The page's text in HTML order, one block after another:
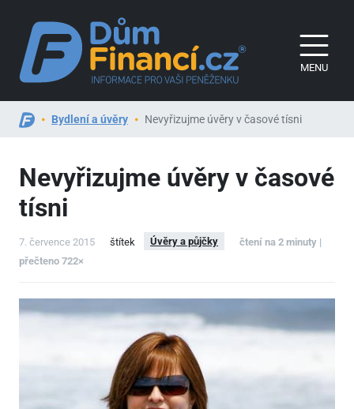
MENU
Bydlení a úvěry Nevyřizujme úvěry v časové tísni
Nevyřizujme úvěry v časové
tísni
7. července 2015 štítek Úvěry a půjčky
čtení na 2 minuty |
přečteno 722×